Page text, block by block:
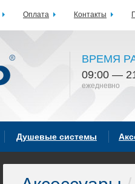
ВРЕМЯ
09:00 —
ежедневно
Душевые системы
Оплата Контакты